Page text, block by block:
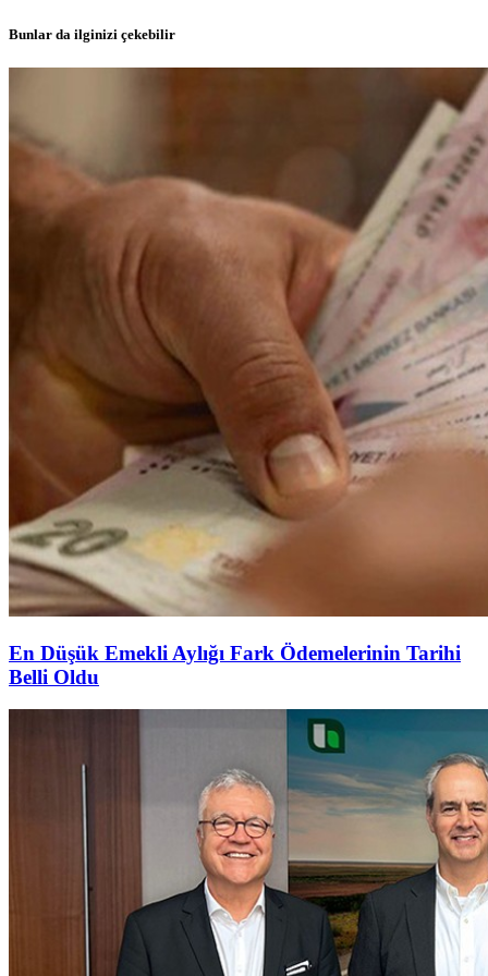
Bunlar da ilginizi çekebilir
En Düşük Emekli Aylığı Fark Ödemelerinin Tarihi
Belli Oldu